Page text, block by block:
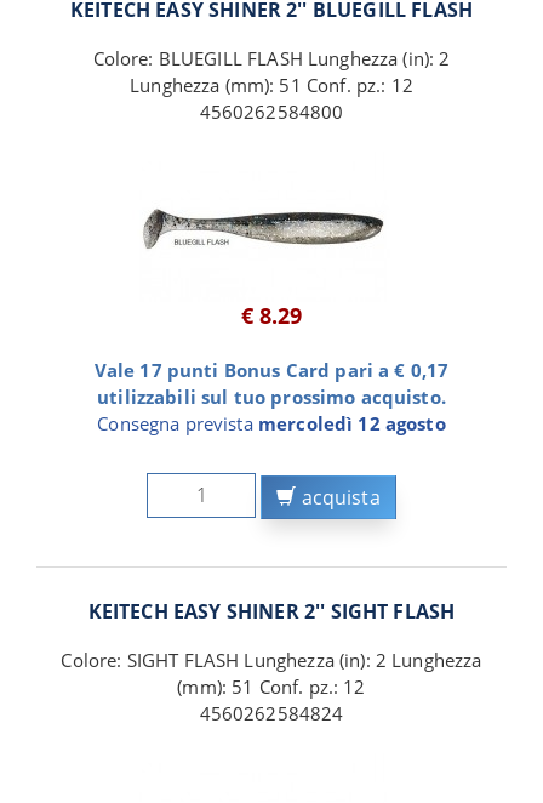
KEITECH EASY SHINER 2'' BLUEGILL FLASH
Colore: BLUEGILL FLASH Lunghezza (in): 2
Lunghezza (mm): 51 Conf. pz.: 12
4560262584800
€ 8.29
Vale 17 punti Bonus Card pari a € 0,17
utilizzabili sul tuo prossimo acquisto.
Consegna prevista mercoledì 12 agosto
acquista
KEITECH EASY SHINER 2'' SIGHT FLASH
Colore: SIGHT FLASH Lunghezza (in): 2 Lunghezza
(mm): 51 Conf. pz.: 12
4560262584824